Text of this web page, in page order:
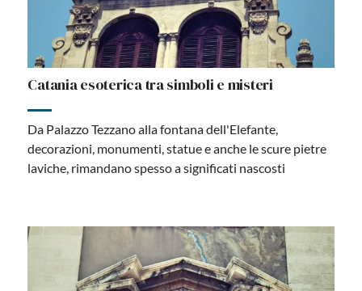
Catania esoterica tra simboli e misteri
Da Palazzo Tezzano alla fontana dell'Elefante,
decorazioni, monumenti, statue e anche le scure pietre
laviche, rimandano spesso a significati nascosti